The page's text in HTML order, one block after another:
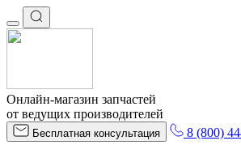
Онлайн-магазин запчастей
от ведущих производителей
Бесплатная консультация 8 (800)